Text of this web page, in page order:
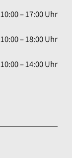
10:00 – 17:00 Uhr
10:00 – 18:00 Uhr
10:00 – 14:00 Uhr